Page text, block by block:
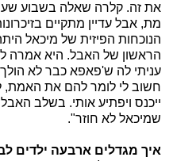
את זה. קלרה שאלה בשבוע
מת, אבל עדיין מתקיים
הנוכחות הפיזית של מיכאל
הראשון של האבל. היא אמרה
עניתי לה ש'פאפא כבר לא
חשוב לי לומר להם את האמת,
ייכנס ויפתיע אותי. בשלב
שמיכאל לא חוזר".
איך מגדלים ארבעה ילדים